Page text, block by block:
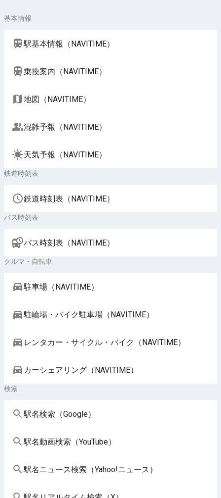
基本情報
駅基本情報（NAVITIME）
乗換案内（NAVITIME）
地図（NAVITIME）
混雑予報（NAVITIME）
天気予報（NAVITIME）
鉄道時刻表
鉄道時刻表（NAVITIME）
バス時刻表
バス時刻表（NAVITIME）
クルマ・自転車
駐車場（NAVITIME）
駐輪場・バイク駐車場（NAVITIME）
レンタカー・サイクル・バイク（NAVITIME）
カーシェアリング（NAVITIME）
検索
駅名検索（Google）
駅名動画検索（YouTube）
駅名ニュース検索（Yahoo!ニュース）